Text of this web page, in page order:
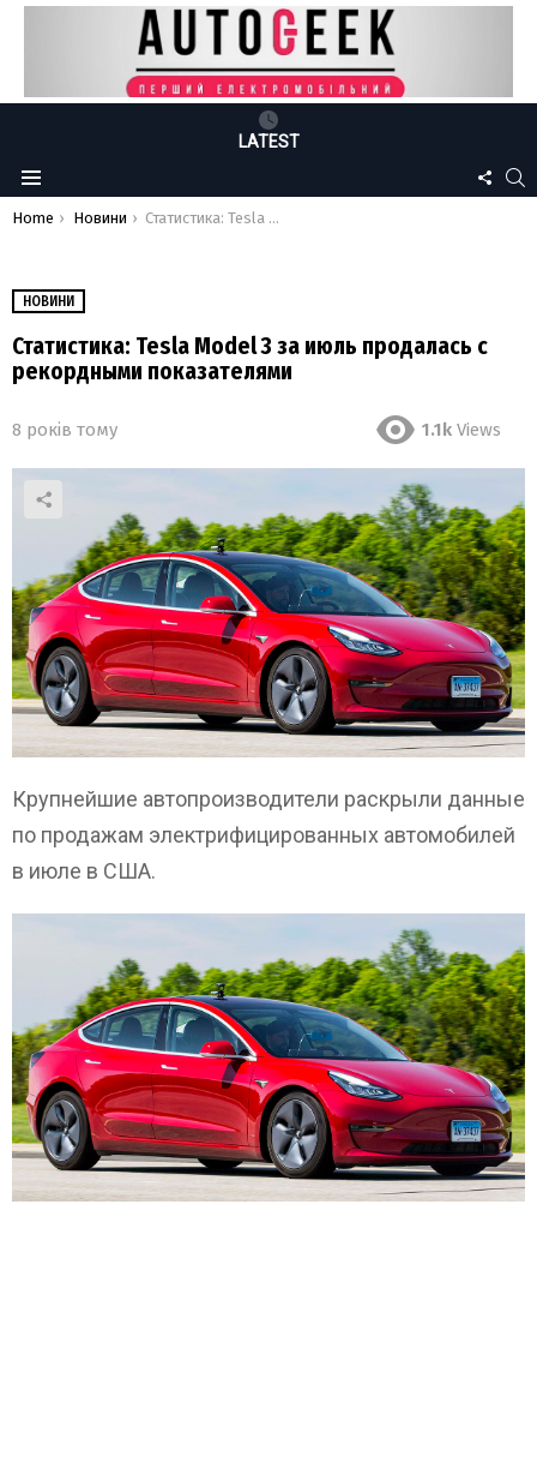
LATEST
Menu
US
You are here:
Home Новини Статистика: Tesla Model 3 за июль продалась с рекордными показателями
НОВИНИ
Статистика: Tesla Model 3 за июль продалась с
рекордными показателями
8 років тому 1.1k Views
Крупнейшие автопроизводители раскрыли данные
по продажам электрифицированных автомобилей
в июле в США.